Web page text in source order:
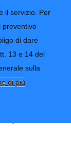
il servizio. Per
preventivo
di dare
13 e 14 del
sulla
di più
CONTATTI-URP
TRASPARENZA
06/03/2024 - 08:34